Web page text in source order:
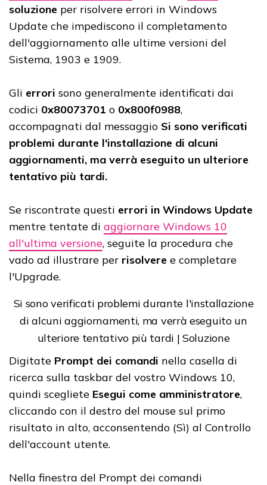
soluzione per risolvere errori in Windows
Update che impediscono il completamento
dell'aggiornamento alle ultime versioni del
Sistema, 1903 e 1909.
Gli errori sono generalmente identificati dai
codici 0x80073701 o 0x800f0988,
accompagnati dal messaggio Si sono verificati
problemi durante l'installazione di alcuni
aggiornamenti, ma verrà eseguito un ulteriore
tentativo più tardi.
Se riscontrate questi errori in Windows Update
mentre tentate di aggiornare Windows 10
all'ultima versione, seguite la procedura che
vado ad illustrare per risolvere e completare
l'Upgrade.
Si sono verificati problemi durante l'installazione
di alcuni aggiornamenti, ma verrà eseguito un
ulteriore tentativo più tardi | Soluzione
Digitate Prompt dei comandi nella casella di
ricerca sulla taskbar del vostro Windows 10,
quindi scegliete Esegui come amministratore,
cliccando con il destro del mouse sul primo
risultato in alto, acconsentendo (Sì) al Controllo
dell'account utente.
Nella finestra del Prompt dei comandi